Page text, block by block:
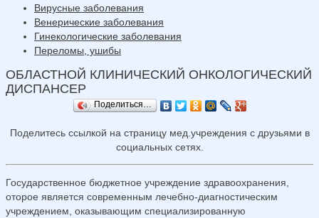
Вирусные заболевания
Венерические заболевания
Гинекологические заболевания
Переломы, ушибы
ОБЛАСТНОЙ КЛИНИЧЕСКИЙ ОНКОЛОГИЧЕСКИЙ
ДИСПАНСЕР
Поделиться…
Поделитесь ссылкой на страницу мед.учреждения с друзьями в
социальных сетях.
Государственное бюджетное учреждение здравоохранения,
оторое является современным лечебно-диагностическим
учреждением, оказывающим специализированную